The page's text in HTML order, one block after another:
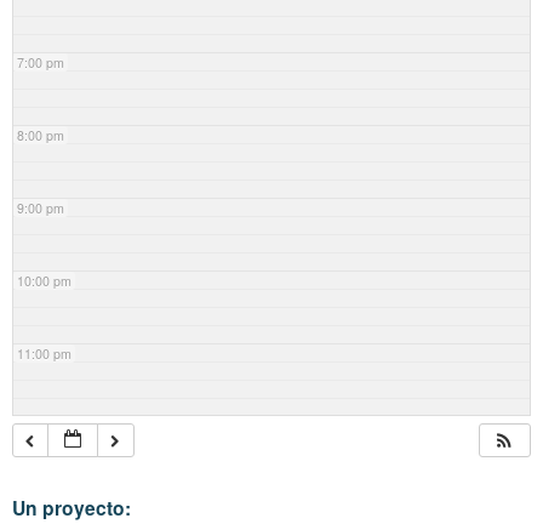
7:00 pm
8:00 pm
9:00 pm
10:00 pm
11:00 pm
Un proyecto: